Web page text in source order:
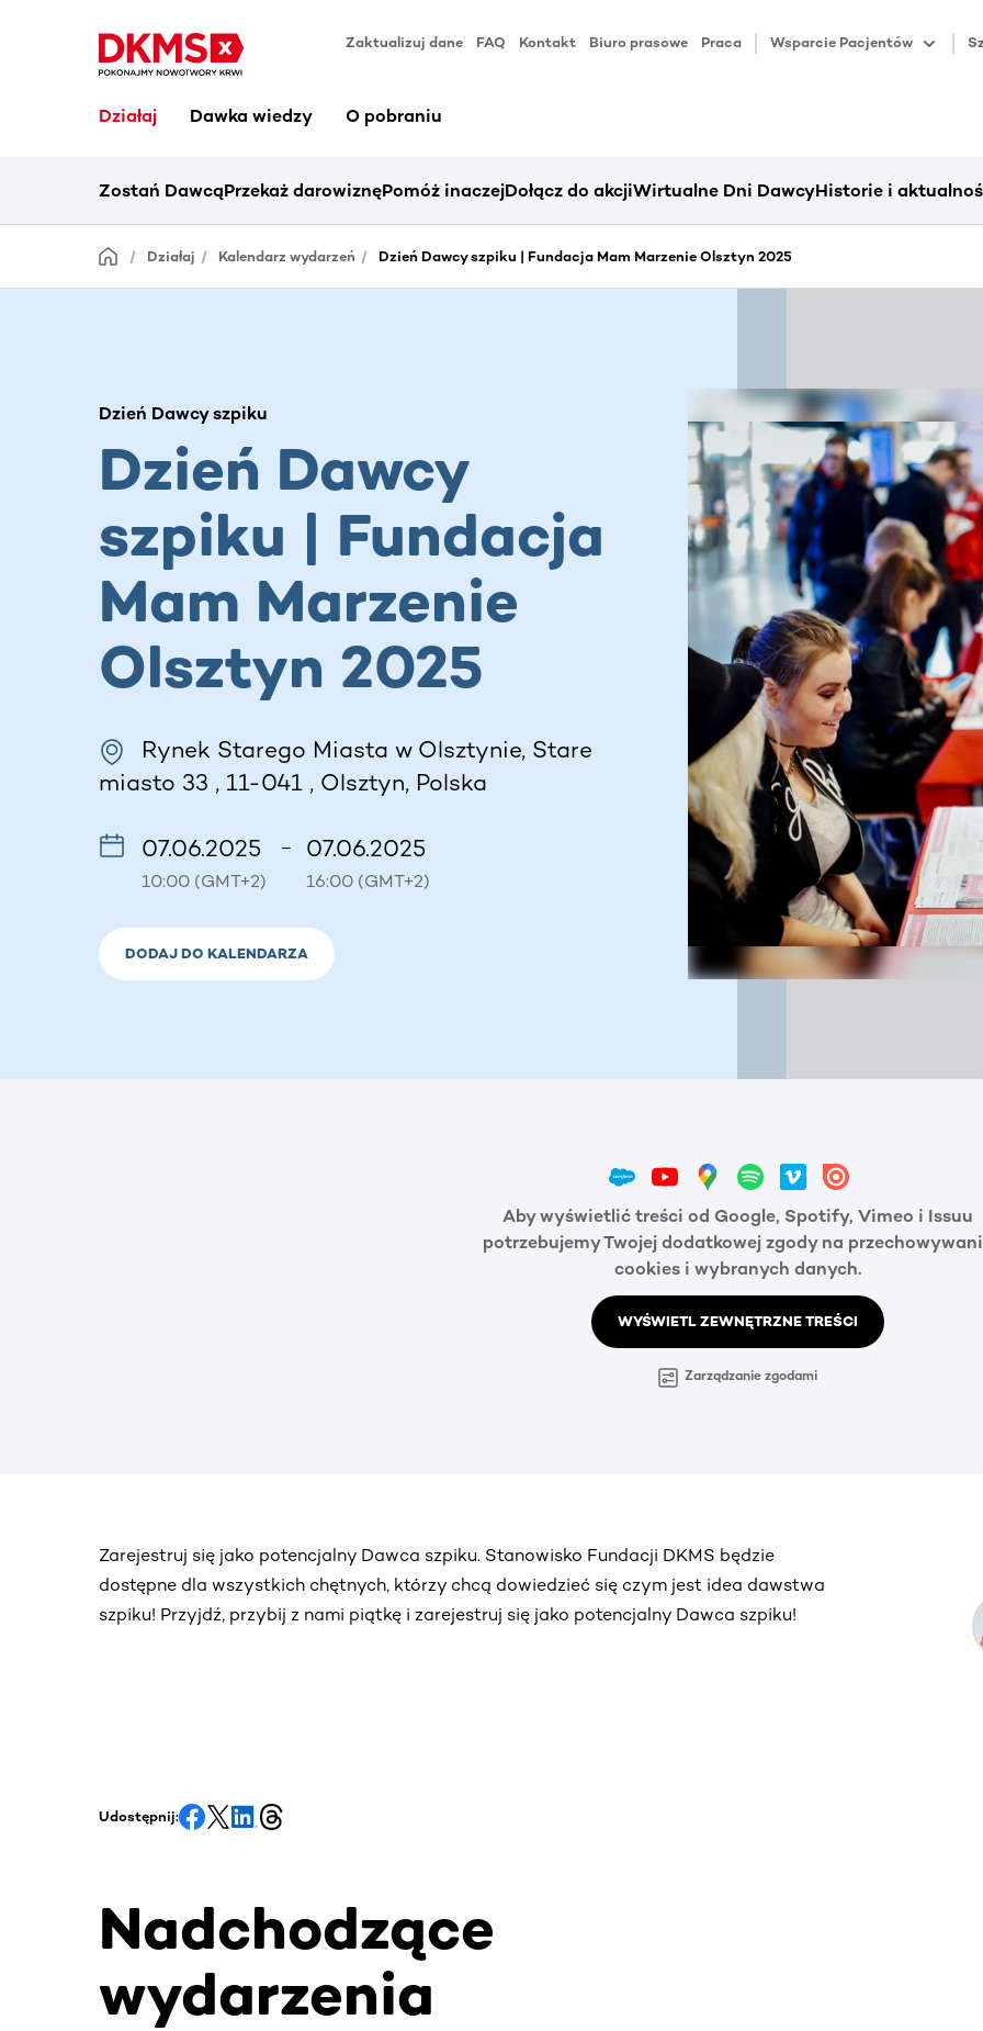
Zaktualizuj dane FAQ Kontakt Biuro prasowe Praca Wsparcie Pacjentów
Działaj Dawka wiedzy O pobraniu
Zostań DawcąPrzekaż darowiznęPomóż inaczejDołącz do akcjiWirtualne Dni DawcyHistorie i
Działaj Kalendarz wydarzeń Dzień Dawcy szpiku | Fundacja Mam Marzenie Olsztyn 2025
Dzień Dawcy szpiku
Dzień Dawcy
szpiku | Fundacja
Mam Marzenie
Olsztyn 2025
Rynek Starego Miasta w Olsztynie, Stare
miasto 33 , 11-041 , Olsztyn, Polska
07.06.2025
10:00 (GMT+2)
– 07.06.2025
16:00 (GMT+2)
DODAJ DO KALENDARZA
Aby wyświetlić treści od Google, Spotify, Vimeo i Issuu
potrzebujemy Twojej dodatkowej zgody na
cookies i wybranych danych.
WYŚWIETL ZEWNĘTRZNE TREŚCI
Zarządzanie zgodami
Zarejestruj się jako potencjalny Dawca szpiku. Stanowisko Fundacji DKMS będzie
dostępne dla wszystkich chętnych, którzy chcą dowiedzieć się czym jest idea dawstwa
szpiku! Przyjdź, przybij z nami piątkę i zarejestruj się jako potencjalny Dawca szpiku!
Udostępnij:
Nadchodzące
wydarzenia